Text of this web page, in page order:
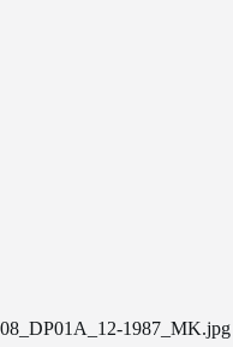
08_DP01A_12-1987_MK.jpg